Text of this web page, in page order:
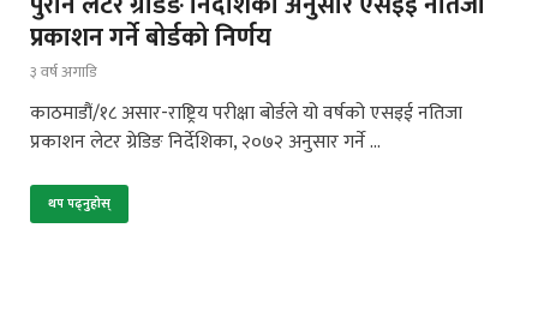
प्रकाशन गर्ने बोर्डको निर्णय
३ वर्ष अगाडि
काठमाडौं/१८ असार-राष्ट्रिय परीक्षा बोर्डले यो वर्षको एसइई नतिजा
प्रकाशन लेटर ग्रेडिङ निर्देशिका, २०७२ अनुसार गर्ने …
थप पढ्नुहोस्